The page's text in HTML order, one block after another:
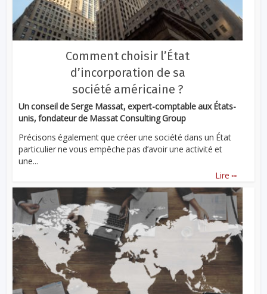
Comment choisir l’État
d’incorporation de sa
société américaine ?
Un conseil de Serge Massat, expert-comptable aux États-
unis, fondateur de Massat Consulting Group
Précisons également que créer une société dans un État
particulier ne vous empêche pas d’avoir une activité et
une...
Lire ...